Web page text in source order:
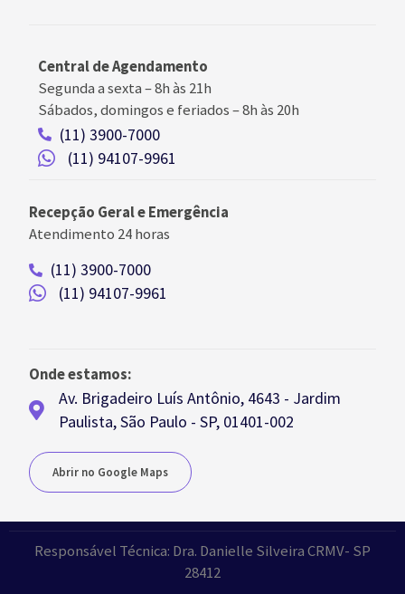
Central de Agendamento
Segunda a sexta –8h às 21h
Sábados, domingos e feriados–8h às 20h
(11) 3900-7000
(11) 94107-9961
Recepção Geral e Emergência
Atendimento 24 horas
(11) 3900-7000
(11) 94107-9961
Onde estamos:
Av. Brigadeiro Luís Antônio, 4643 - Jardim
Paulista, São Paulo - SP, 01401-002
Abrir no Google Maps
Responsável Técnica: Dra. Danielle Silveira CRMV- SP
28412